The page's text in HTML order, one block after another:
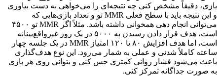
بازی، دقیقاً مشخص کنی چه نتیجه‌ای را می‌خواهی به دست بیاوری
و این نتیجه باید با سطح فعلی MMR تو و تعداد بازی‌هایی که
می‌توانی انجام دهی همخوانی داشته باشد. مثلاً اگر MMR تو ۴۵۰۰
است، هدف قرار دادن رسیدن به ۵۰۰۰ در یک روز غیرواقع‌بینانه
است، اما هدف افزایش ۸۰ تا ۱۲۰ امتیاز MMR در یک جلسه چهار
ساعته کاملاً شدنی و عملی به شمار می‌رود. این نوع هدف‌گذاری
باعث می‌شود فشار روانی کمتری حس کنی و بتوانی روی هر بازی
به صورت جداگانه تمرکز کنی.